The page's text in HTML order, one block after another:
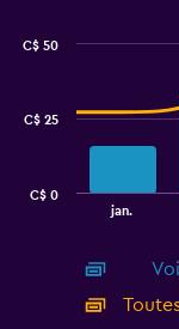
displaying
categories.
jan.
C$ 0
C$ 25
C$ 50